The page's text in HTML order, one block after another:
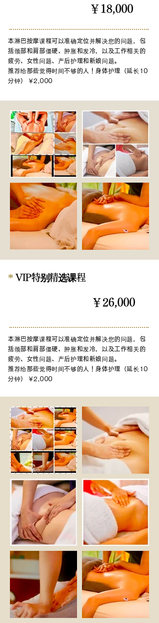
￥18,000
本淋巴按摩课程可以准确定位并解决您的问题，包
括颈部和肩部僵硬、肿胀和发冷，以及工作相关的
疲劳、女性问题、产后护理和新娘问题。
推荐给那些觉得时间不够的人
！身体护理（延长10
分钟） ¥2,000
* VIP特别精选课程
￥26,000
本淋巴按摩课程可以准确定位并解决您的问题，包
括颈部和肩部僵硬、肿胀和发冷，以及工作相关的
疲劳、女性问题、产后护理和新娘问题。
推荐给那些觉得时间不够的人
！身体护理（延长10
分钟） ¥2,000